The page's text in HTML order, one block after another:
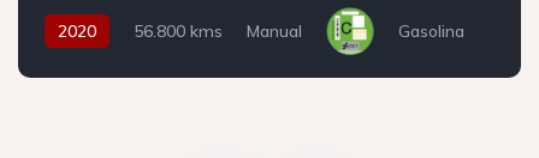
2020 56.800 kms Manual Gasolina